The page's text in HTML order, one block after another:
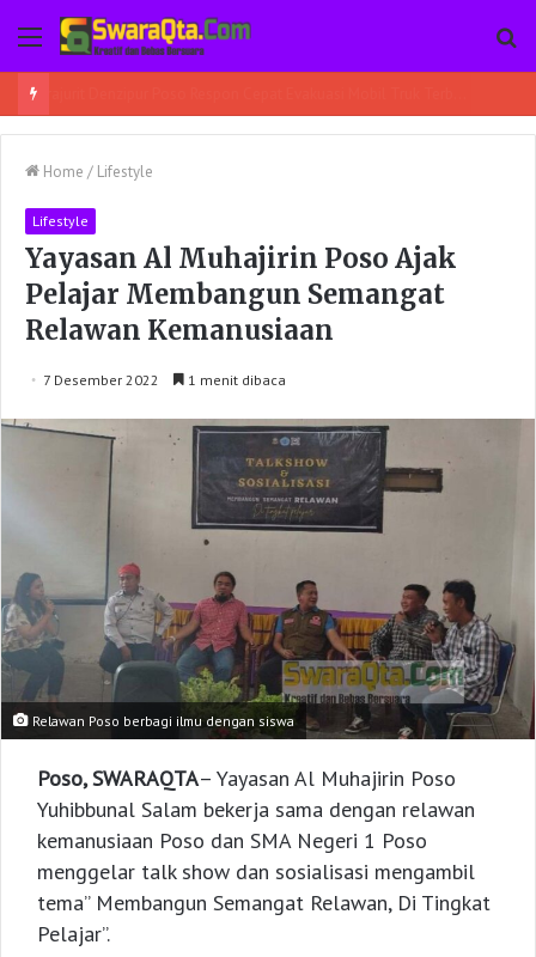
Menu
Home / Lifestyle
Lifestyle
Yayasan Al Muhajirin Poso Ajak
Pelajar Membangun Semangat
Relawan Kemanusiaan
7 Desember 2022 1 menit dibaca
Relawan Poso berbagi ilmu dengan siswa
Poso, SWARAQTA– Yayasan Al Muhajirin Poso
Yuhibbunal Salam bekerja sama dengan relawan
kemanusiaan Poso dan SMA Negeri 1 Poso
menggelar talk show dan sosialisasi mengambil
tema” Membangun Semangat Relawan, Di Tingkat
Pelajar”.